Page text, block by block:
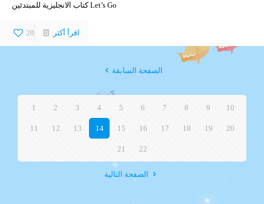
كتاب الانجليزية للمبتدئين Let’s Go
20 اقرأ أكثر
الصفحة السابقة
1 2 3 4 5 6 7 8 9 10
11 12 13 14 15 16 17 18 19 20
21 22
الصفحة التالية